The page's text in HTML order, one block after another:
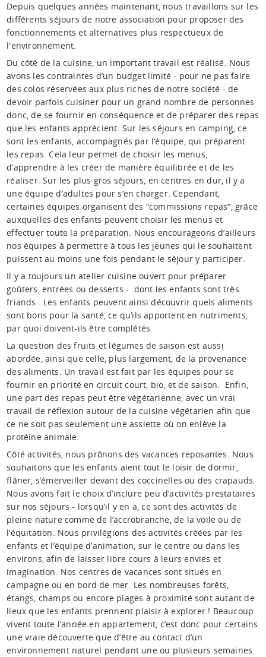
Depuis quelques années maintenant, nous travaillons sur les
différents séjours de notre association pour proposer des
fonctionnements et alternatives plus respectueux de
l'environnement.
Du côté de la cuisine, un important travail est réalisé. Nous
avons les contraintes d’un budget limité - pour ne pas faire
des colos réservées aux plus riches de notre société - de
devoir parfois cuisiner pour un grand nombre de personnes
donc, de se fournir en conséquence et de préparer des repas
que les enfants apprécient. Sur les séjours en camping, ce
sont les enfants, accompagnés par l’équipe, qui préparent
les repas. Cela leur permet de choisir les menus,
d’apprendre à les créer de manière équilibrée et de les
réaliser. Sur les plus gros séjours, en centres en dur, il y a
une équipe d’adultes pour s’en charger. Cependant,
certaines équipes organisent des “commissions repas”, grâce
auxquelles des enfants peuvent choisir les menus et
effectuer toute la préparation. Nous encourageons d’ailleurs
nos équipes à permettre à tous les jeunes qui le souhaitent
puissent au moins une fois pendant le séjour y participer.
Il y a toujours un atelier cuisine ouvert pour préparer
goûters, entrées ou desserts - dont les enfants sont très
friands . Les enfants peuvent ainsi découvrir quels aliments
sont bons pour la santé, ce qu’ils apportent en nutriments,
par quoi doivent-ils être complétés.
La question des fruits et légumes de saison est aussi
abordée, ainsi que celle, plus largement, de la provenance
des aliments. Un travail est fait par les équipes pour se
fournir en priorité en circuit court, bio, et de saison. Enfin,
une part des repas peut être végétarienne, avec un vrai
travail de réflexion autour de la cuisine végétarien afin que
ce ne soit pas seulement une assiette où on enlève la
protéine animale.
Côté activités, nous prônons des vacances reposantes. Nous
souhaitons que les enfants aient tout le loisir de dormir,
flâner, s’émerveiller devant des coccinelles ou des crapauds.
Nous avons fait le choix d’inclure peu d’activités prestataires
sur nos séjours - lorsqu’il y en a, ce sont des activités de
pleine nature comme de l’accrobranche, de la voile ou de
l’équitation. Nous privilégions des activités créées par les
enfants et l’équipe d’animation, sur le centre ou dans les
environs, afin de laisser libre cours à leurs envies et
imagination. Nos centres de vacances sont situés en
campagne ou en bord de mer. Les nombreuses forêts,
étangs, champs ou encore plages à proximité sont autant de
lieux que les enfants prennent plaisir à explorer ! Beaucoup
vivent toute l’année en appartement, c’est donc pour certains
une vraie découverte que d’être au contact d’un
environnement naturel pendant une ou plusieurs semaines.